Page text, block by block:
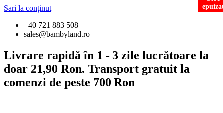
Sari la conținut
+40 721 883 508
sales@bambyland.ro
Livrare rapidă în 1 - 3 zile lucrătoare la
doar 21,90 Ron. Transport gratuit la
comenzi de peste 700 Ron